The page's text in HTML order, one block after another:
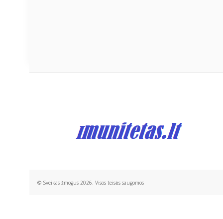
© Sveikas žmogus 2026. Visos teisės saugomos